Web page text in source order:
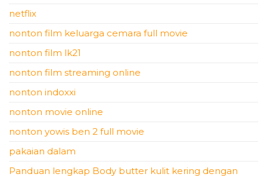
netflix
nonton film keluarga cemara full movie
nonton film lk21
nonton film streaming online
nonton indoxxi
nonton movie online
nonton yowis ben 2 full movie
pakaian dalam
Panduan lengkap Body butter kulit kering dengan